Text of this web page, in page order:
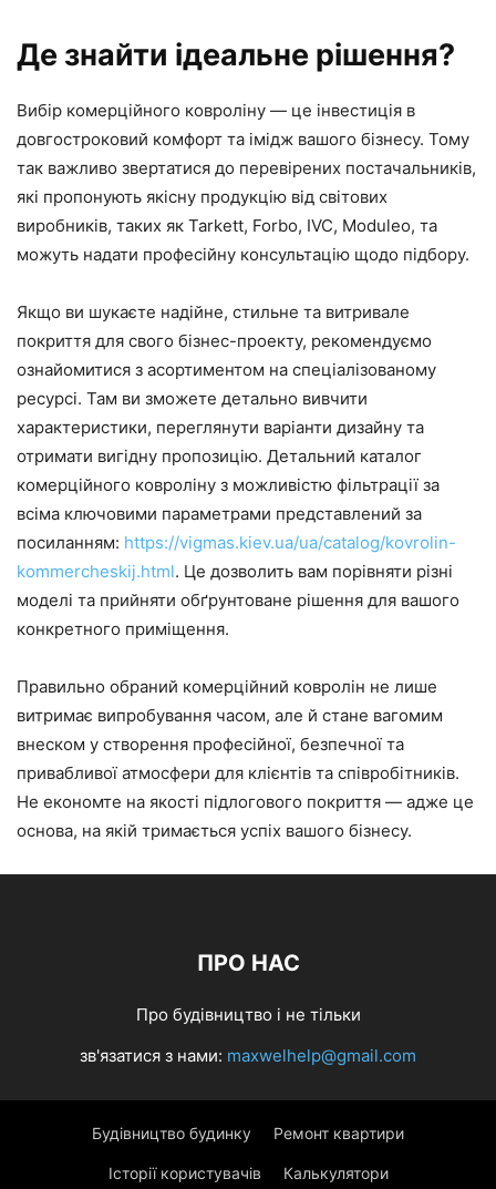
Де знайти ідеальне рішення?
Вибір комерційного ковроліну — це інвестиція в
довгостроковий комфорт та імідж вашого бізнесу. Тому
так важливо звертатися до перевірених постачальників,
які пропонують якісну продукцію від світових
виробників, таких як Tarkett, Forbo, IVC, Moduleo, та
можуть надати професійну консультацію щодо підбору.
Якщо ви шукаєте надійне, стильне та витривале
покриття для свого бізнес-проекту, рекомендуємо
ознайомитися з асортиментом на спеціалізованому
ресурсі. Там ви зможете детально вивчити
характеристики, переглянути варіанти дизайну та
отримати вигідну пропозицію. Детальний каталог
комерційного ковроліну з можливістю фільтрації за
всіма ключовими параметрами представлений за
посиланням: https://vigmas.kiev.ua/ua/catalog/kovrolin-
kommercheskij.html. Це дозволить вам порівняти різні
моделі та прийняти обґрунтоване рішення для вашого
конкретного приміщення.
Правильно обраний комерційний ковролін не лише
витримає випробування часом, але й стане вагомим
внеском у створення професійної, безпечної та
привабливої атмосфери для клієнтів та співробітників.
Не економте на якості підлогового покриття — адже це
основа, на якій тримається успіх вашого бізнесу.
ПРО НАС
Про будівництво і не тільки
зв'язатися з нами: maxwelhelp@gmail.com
Будівництво будинку Ремонт квартири
Історії користувачів Калькулятори